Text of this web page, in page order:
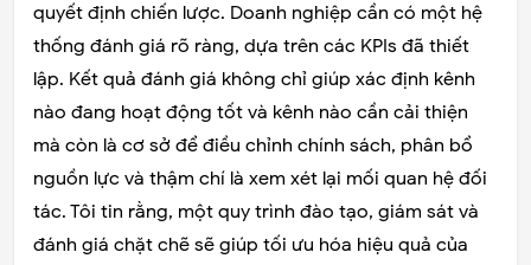
quyết định chiến lược. Doanh nghiệp cần có một hệ
thống đánh giá rõ ràng, dựa trên các KPIs đã thiết
lập. Kết quả đánh giá không chỉ giúp xác định kênh
nào đang hoạt động tốt và kênh nào cần cải thiện
mà còn là cơ sở để điều chỉnh chính sách, phân bổ
nguồn lực và thậm chí là xem xét lại mối quan hệ đối
tác. Tôi tin rằng, một quy trình đào tạo, giám sát và
đánh giá chặt chẽ sẽ giúp tối ưu hóa hiệu quả của